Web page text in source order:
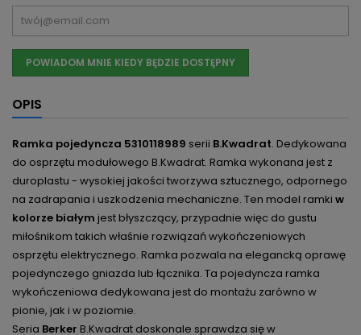
POWIADOM MNIE KIEDY BĘDZIE DOSTĘPNY
OPIS
Ramka pojedyncza 5310118989 serii B.Kwadrat. Dedykowana
do osprzętu modułowego B.Kwadrat. Ramka wykonana jest z
duroplastu - wysokiej jakości tworzywa sztucznego, odpornego
na zadrapania i uszkodzenia mechaniczne. Ten model ramki w
kolorze białym jest błyszczący, przypadnie więc do gustu
miłośnikom takich właśnie rozwiązań wykończeniowych
osprzętu elektrycznego. Ramka pozwala na elegancką oprawę
pojedynczego gniazda lub łącznika. Ta pojedyncza ramka
wykończeniowa dedykowana jest do montażu zarówno w
pionie, jak i w poziomie.
Seria Berker B.Kwadrat doskonale sprawdza się w